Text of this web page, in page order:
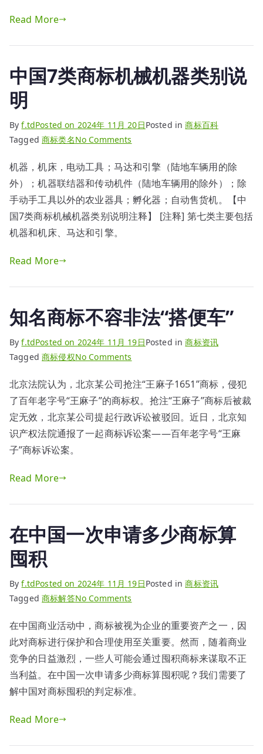
具
别
说
Read More
中国7类商标机械机器类别说
明
Byf.tdPosted on 2024年 11月 20日Posted in商标百科
Tagged商标类名No Comments
国
7
类
商
器
别
说
明
机器，机床，电动工具；马达和引擎（陆地车辆用的除
外）；机器联结器和传动机件（陆地车辆用的除外）；除
手动手工具以外的农业器具；孵化器；自动售货机。【中
国7类商标机械机器类别说明注释】 [注释] 第七类主要包括
机器和机床、马达和引擎。
Read More
知名商标不容非法“搭便车”
Byf.tdPosted on 2024年 11月 19日Posted in商标资讯
Tagged商标侵权No Comments
名
商
标
不
便
北京法院认为，北京某公司抢注“王麻子1651”商标，侵犯
了百年老字号“王麻子”的商标权。抢注“王麻子”商标后被裁
定无效，北京某公司提起行政诉讼被驳回。近日，北京知
识产权法院通报了一起商标诉讼案——百年老字号“王麻
子”商标诉讼案。
Read More
在中国一次申请多少商标算
囤积
Byf.tdPosted on 2024年 11月 19日Posted in商标资讯
Tagged商标解答No Comments
中
国
一
次
商
在中国商业活动中，商标被视为企业的重要资产之一，因
此对商标进行保护和合理使用至关重要。然而，随着商业
竞争的日益激烈，一些人可能会通过囤积商标来谋取不正
当利益。在中国一次申请多少商标算囤积呢？我们需要了
解中国对商标囤积的判定标准。
Read More